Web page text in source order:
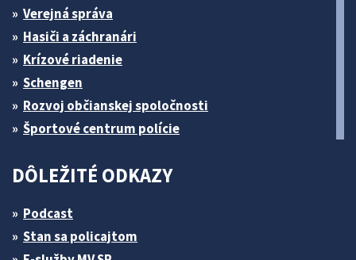
Verejná správa
Hasiči a záchranári
Krízové riadenie
Schengen
Rozvoj občianskej spoločnosti
Športové centrum polície
DÔLEŽITÉ ODKAZY
Podcast
Stan sa policajtom